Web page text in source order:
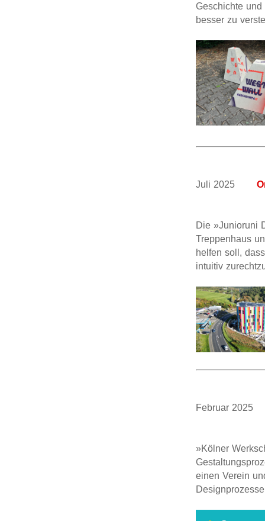
Geschichte
besser zu
Juli 2025
Die »Junioruni
Treppenhaus
helfen soll,
intuitiv
Februar
»Kölner
einen Verein